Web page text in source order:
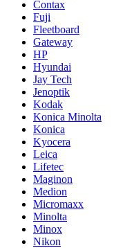
Contax
Fuji
Fleetboard
Gateway
HP
Hyundai
Jay Tech
Jenoptik
Kodak
Konica Minolta
Konica
Kyocera
Leica
Lifetec
Maginon
Medion
Micromaxx
Minolta
Minox
Nikon